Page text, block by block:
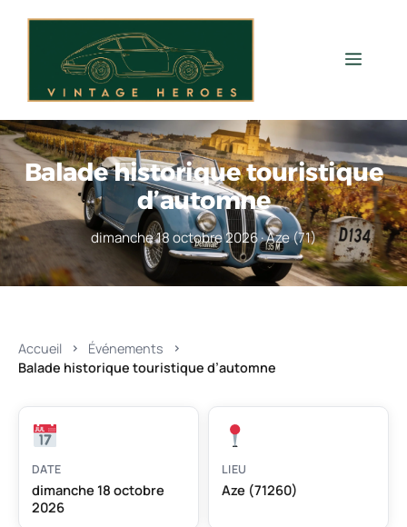
Menu
Balade historique touristique
d’automne
dimanche 18 octobre 2026 · Aze (71)
Accueil
Événements
Balade historique touristique d’automne
DATE
dimanche 18 octobre
2026
LIEU
Aze (71260)